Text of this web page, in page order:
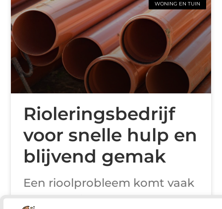
WONING EN TUIN
Rioleringsbedrijf
voor snelle hulp en
blijvend gemak
Een rioolprobleem komt vaak
onverwacht en verstoort